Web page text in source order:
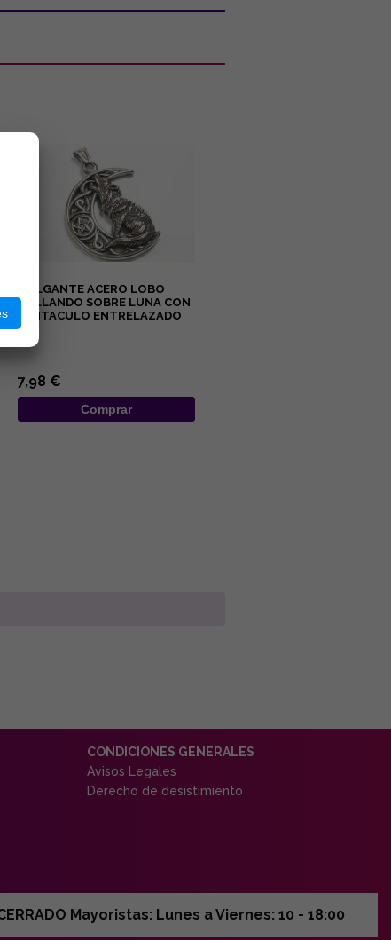
COLGANTE ACERO LOBO
AULLANDO SOBRE LUNA CON
PENTACULO ENTRELAZADO
7,98 €
Comprar
CONDICIONES GENERALES
Avisos Legales
Derecho de desistimiento
Mayoristas: Lunes a Viernes: 10 - 18:00